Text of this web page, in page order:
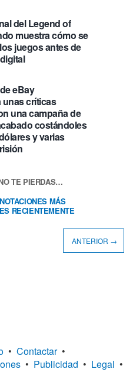
del Legend of
muestra cómo se
juegos antes de
eBay
críticas
una campaña de
costándoles
y varias
TE PIERDAS…
MÁS
RECIENTEMENTE
ANTERIOR →
• Contactar •
• Publicidad • Legal •